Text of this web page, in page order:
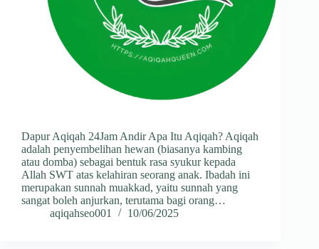
Dapur Aqiqah 24Jam Andir Apa Itu Aqiqah? Aqiqah
adalah penyembelihan hewan (biasanya kambing
atau domba) sebagai bentuk rasa syukur kepada
Allah SWT atas kelahiran seorang anak. Ibadah ini
merupakan sunnah muakkad, yaitu sunnah yang
sangat boleh anjurkan, terutama bagi orang…
aqiqahseo001
10/06/2025